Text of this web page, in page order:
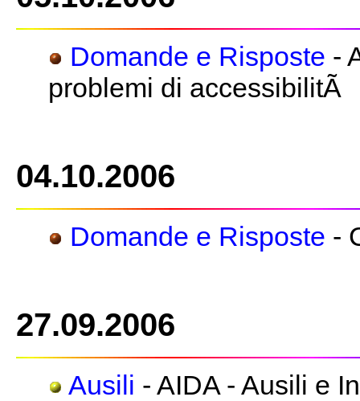
Domande e Risposte -
problemi di accessibilitÃ
04.10.2006
Domande e Risposte -
27.09.2006
Ausili - AIDA - Ausili e